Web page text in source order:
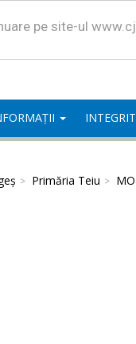
pe site-ul
Primăria Teiu